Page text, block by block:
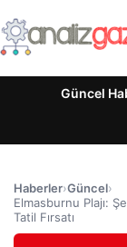
Güncel
Haberler›Güncel›
Elmasburnu Plajı:
Tatil Fırsatı